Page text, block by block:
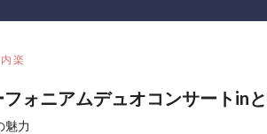
楽
ォニアムデュオコンサートin
魅力